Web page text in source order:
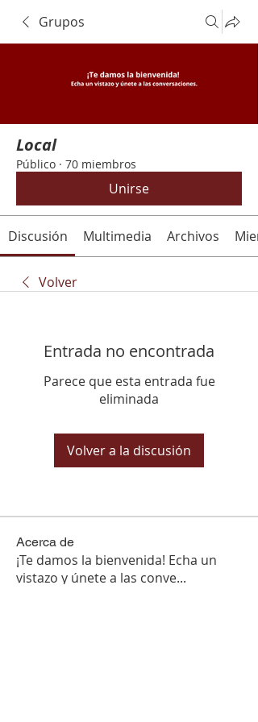
Grupos
Local
Público · 70 miembros
Unirse
Discusión Multimedia Archivos
Volver
Entrada no encontrada
Parece que esta entrada fue
eliminada
Volver a la discusión
Acerca de
¡Te damos la bienvenida! Echa un
vistazo y únete a las conve...